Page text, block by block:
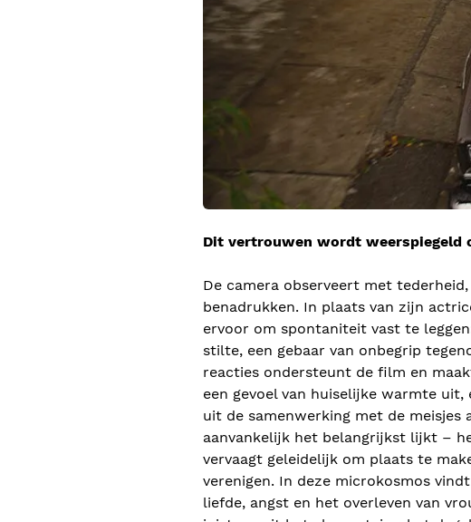
Dit vertrouwen wordt weerspiegeld
De camera observeert met
benadrukken. In plaats van zijn
ervoor om spontaniteit vast te
stilte, een gebaar van onbegrip
reacties ondersteunt de film en
een gevoel van huiselijke warmte
uit de samenwerking met de
aanvankelijk het belangrijkst lijkt –
vervaagt geleidelijk om plaats te
verenigen. In deze microkosmos
liefde, angst en het overleven van